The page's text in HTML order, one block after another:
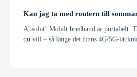
Kan jag ta med routern till
Absolut! Mobilt bredband är portabelt.
du vill – så länge det finns 4G/5G-